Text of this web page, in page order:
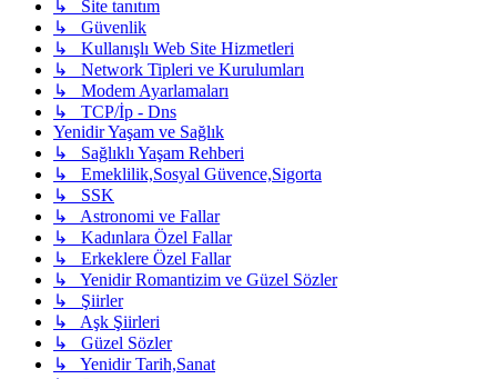
↳ Site tanıtım
↳ Güvenlik
↳ Kullanışlı Web Site Hizmetleri
↳ Network Tipleri ve Kurulumları
↳ Modem Ayarlamaları
↳ TCP/İp - Dns
Yenidir Yaşam ve Sağlık
↳ Sağlıklı Yaşam Rehberi
↳ Emeklilik,Sosyal Güvence,Sigorta
↳ SSK
↳ Astronomi ve Fallar
↳ Kadınlara Özel Fallar
↳ Erkeklere Özel Fallar
↳ Yenidir Romantizim ve Güzel Sözler
↳ Şiirler
↳ Aşk Şiirleri
↳ Güzel Sözler
↳ Yenidir Tarih,Sanat